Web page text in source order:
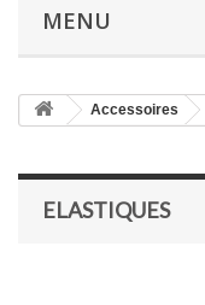
MENU
Accessoires
ELASTIQUES